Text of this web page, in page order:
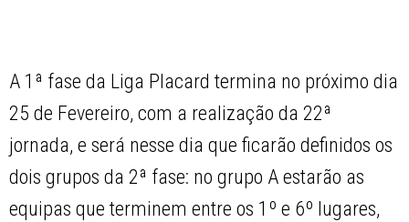
A 1ª fase da Liga Placard termina no próximo dia
25 de Fevereiro, com a realização da 22ª
jornada, e será nesse dia que ficarão definidos os
dois grupos da 2ª fase: no grupo A estarão as
equipas que terminem entre os 1º e 6º lugares,